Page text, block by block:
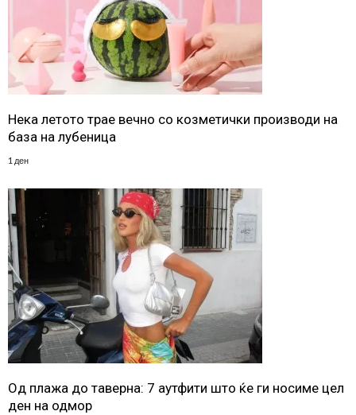
Нека летото трае вечно со козметички производи на
база на лубеница
1 ден
Од плажа до таверна: 7 аутфити што ќе ги носиме цел
ден на одмор